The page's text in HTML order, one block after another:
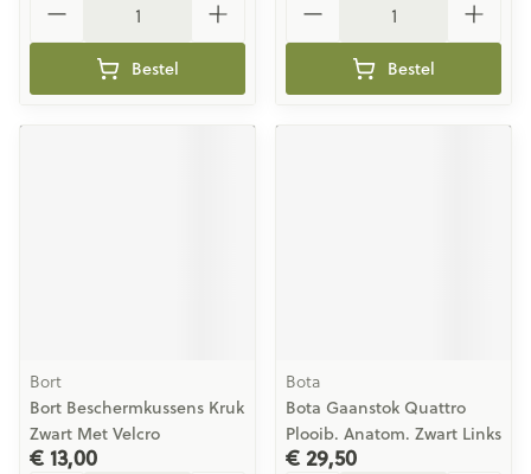
Bestel Bestel
Bort
Bort Beschermkussens Kruk
Zwart Met Velcro
€ 13,00
Bota
Bota Gaanstok Quattro
Plooib. Anatom. Zwart Links
€ 29,50